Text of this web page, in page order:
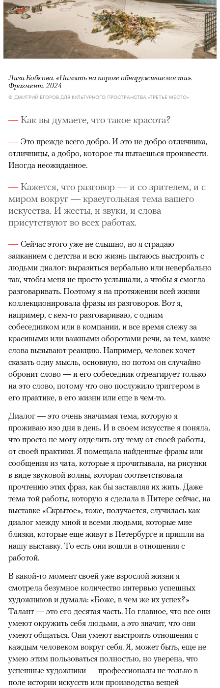
Лиза Бобкова. «Память на пороге обнаруживаемости».
Фрагмент. 2024
© ДМИТРИЙ ЕГОРОВ ДЛЯ КУЛЬТУРНОГО ПРОСТРАНСТВА «ТРЕТЬЕ МЕСТО»
Как вы думаете, что такое красота?
Это прежде всего добро. И это не добро отличника,
отличницы, а добро, которое ты пытаешься произвести.
Иногда неожиданное.
Кажется, что разговор — и со зрителем, и с
миром вокруг — краеугольная тема вашего
искусства. И жесты, и звуки, и слова
присутствуют во всех работах.
Сейчас этого уже не слышно, но я страдаю
заиканием с детства и всю жизнь пытаюсь выстроить с
людьми диалог: выразиться вербально или невербально
так, чтобы меня не просто услышали, а чтобы я смогла
разговаривать. Поэтому я на протяжении всей жизни
коллекционировала фразы из разговоров. Вот я,
например, с кем-то разговариваю, с одним
собеседником или в компании, и все время слежу за
красивыми или важными оборотами речи, за тем, какие
слова вызывают реакцию. Например, человек хочет
сказать одну мысль, основную, но потом он случайно
обронит слово — и его собеседник отреагирует только
на это слово, потому что оно послужило триггером в
его практике, в его жизни или еще в чем-то.
Диалог — это очень значимая тема, которую я
проживаю изо дня в день. И в своем искусстве я поняла,
что просто не могу отделить эту тему от своей работы,
от своей практики. Я помещала найденные фразы или
сообщения из чата, которые я прочитывала, на рисунки
в виде звуковой волны, которая соответствовала
прочтению этих фраз, как бы заставляя их жить. Даже
тема той работы, которую я сделала в Питере сейчас, на
выставке «Скрытое», тоже, получается, случилась как
диалог между мной и всеми людьми, которые мне
близки, которые еще живут в Петербурге и пришли на
нашу выставку. То есть они вошли в отношения с
работой.
В какой-то момент своей уже взрослой жизни я
смотрела безумное количество интервью успешных
художников и думала: «Боже, в чем же их успех?»
Талант — это его десятая часть. Но главное, что все они
умеют окружить себя людьми, а это значит, что они
умеют общаться. Они умеют выстроить отношения с
каждым человеком вокруг себя. Я, может быть, еще не
умею этим пользоваться полностью, но уверена, что
успешные художники — профессионалы не только в
поле истории искусств или производства вещей